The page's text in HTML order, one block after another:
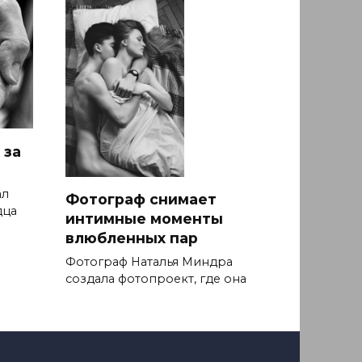
Фотограф снимает
интимные моменты
влюбленных пар
Фотограф Наталья Миндра
создала фотопроект, где она